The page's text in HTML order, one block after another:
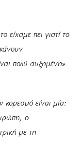
είχαμε πει γιατί το
πολύ αυξημένη»
είναι μία:
ο
με τη